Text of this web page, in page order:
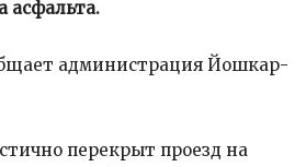
асфальта.
администрация Йошкар-
перекрыт проезд на